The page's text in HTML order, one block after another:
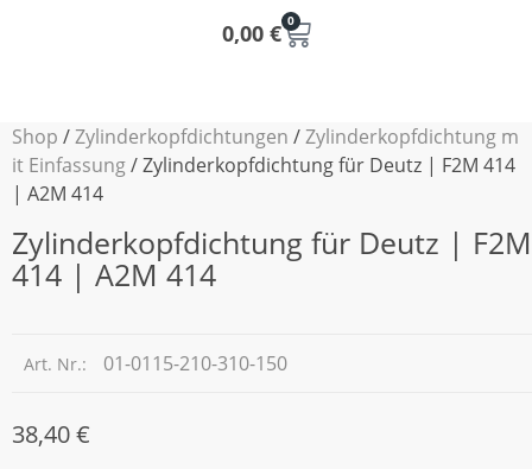
0,00 € 0
Shop /Zylinderkopfdichtungen /Zylinderkopfdichtung m
it Einfassung/ Zylinderkopfdichtung für Deutz | F2M 414
| A2M 414
Zylinderkopfdichtung für Deutz | F2M
414 | A2M 414
Art. Nr.: 01-0115-210-310-150
38,40€